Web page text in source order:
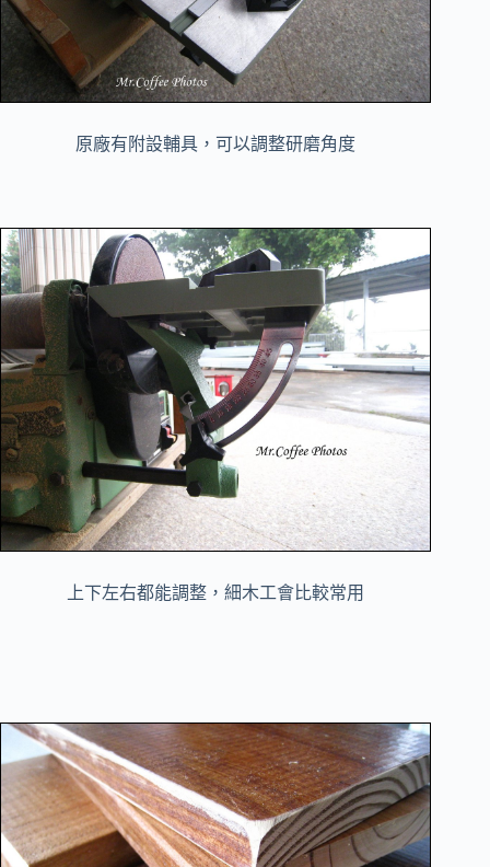
原廠有附設輔具，可以調整研磨角度
上下左右都能調整，細木工會比較常用